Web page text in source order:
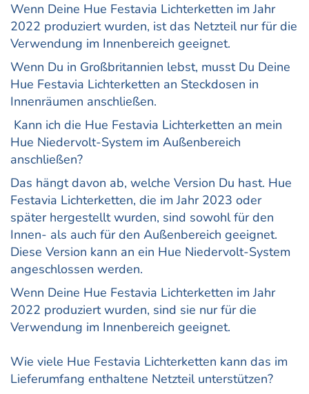
Wenn Deine Hue Festavia Lichterketten im Jahr
2022 produziert wurden, ist das Netzteil nur für die
Verwendung im Innenbereich geeignet.
Wenn Du in Großbritannien lebst, musst Du Deine
Hue Festavia Lichterketten an Steckdosen in
Innenräumen anschließen.
Kann ich die Hue Festavia Lichterketten an mein
Hue Niedervolt-System im Außenbereich
anschließen?
Das hängt davon ab, welche Version Du hast. Hue
Festavia Lichterketten, die im Jahr 2023 oder
später hergestellt wurden, sind sowohl für den
Innen- als auch für den Außenbereich geeignet.
Diese Version kann an ein Hue Niedervolt-System
angeschlossen werden.
Wenn Deine Hue Festavia Lichterketten im Jahr
2022 produziert wurden, sind sie nur für die
Verwendung im Innenbereich geeignet.
Wie viele Hue Festavia Lichterketten kann das im
Lieferumfang enthaltene Netzteil unterstützen?